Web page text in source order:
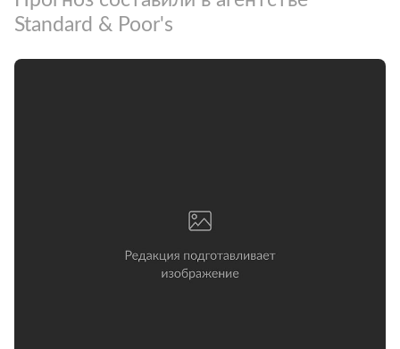
Standard & Poor's